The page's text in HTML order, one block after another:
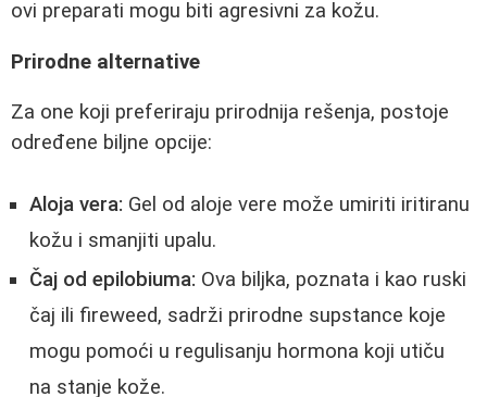
ovi preparati mogu biti agresivni za kožu.
Prirodne alternative
Za one koji preferiraju prirodnija rešenja, postoje
određene biljne opcije:
Aloja vera: Gel od aloje vere može umiriti iritiranu
kožu i smanjiti upalu.
Čaj od epilobiuma: Ova biljka, poznata i kao ruski
čaj ili fireweed, sadrži prirodne supstance koje
mogu pomoći u regulisanju hormona koji utiču
na stanje kože.